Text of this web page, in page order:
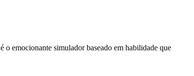
é o emocionante simulador baseado em habilidade que